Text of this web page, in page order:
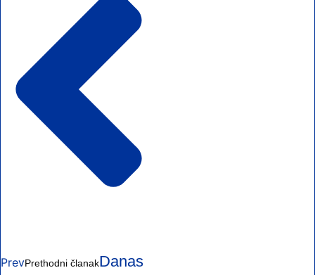
PrevPrethodni članakDanas